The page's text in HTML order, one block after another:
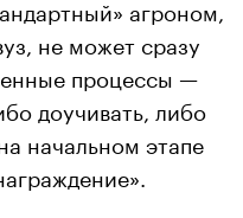
агроном,
не может сразу
процессы —
доучивать, либо
начальном этапе